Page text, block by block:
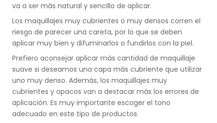
va a ser más natural y sencillo de aplicar.
Los maquillajes muy cubrientes o muy densos corren el
riesgo de parecer una careta, por lo que se deben
aplicar muy bien y difuminarlos o fundirlos con la piel.
Prefiero aconsejar aplicar más cantidad de maquillaje
suave si deseamos una capa más cubriente que utilizar
uno muy denso. Además, los maquillajes muy
cubrientes y opacos van a destacar más los errores de
aplicación. Es muy importante escoger el tono
adecuado en este tipo de productos.